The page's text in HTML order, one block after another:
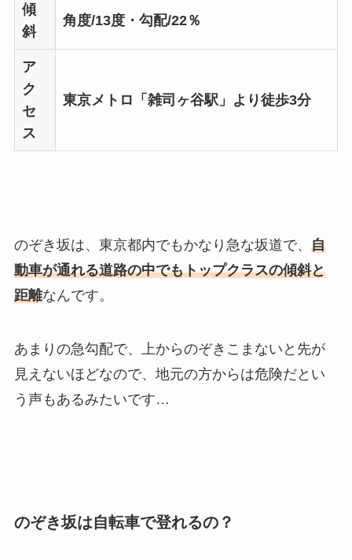
傾
斜
角度/13度・勾配/22％
ア
ク
セ
ス
東京メトロ「雑司ヶ谷駅」より徒歩3分
のぞき坂は、東京都内でもかなり急な坂道で、 自
動車が通れる道路の中でもトップクラスの傾斜と
距離なんです。
あまりの急勾配で、上からのぞきこまないと先が
見えないほどなので、地元の方からは危険だとい
う声もあるみたいです…
のぞき坂は自転車で登れるの？